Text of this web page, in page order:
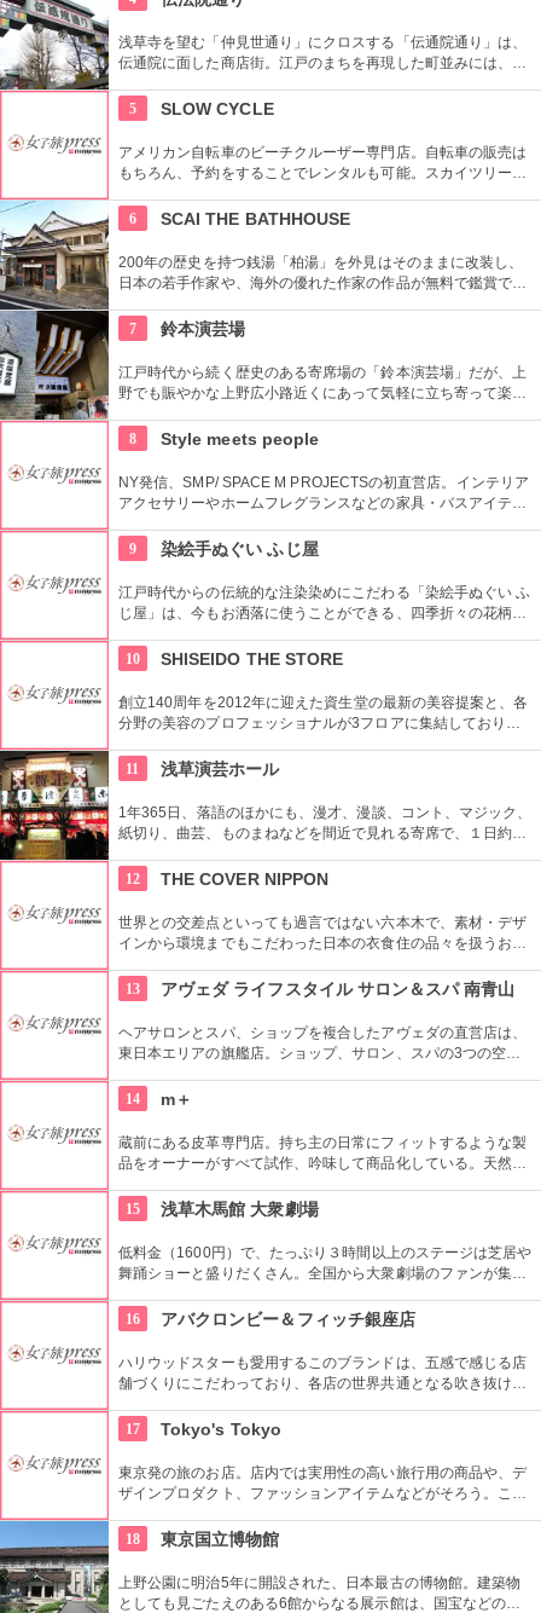
浅草寺を望む「仲見世通り」にクロスする「伝通院通り」は、
伝通院に面した商店街。江戸のまちを再現した町並みには、屋
あります。多彩なお店が並んでいて、買い物や食事も楽しめま
す。
5 SLOW CYCLE
アメリカン自転車のビーチクルーザー専門店。自転車の販売は
もちろん、予約をすることでレンタルも可能。スカイツリーや
フェをオープンし、注目を集めている。
6 SCAI THE BATHHOUSE
200年の歴史を持つ銭湯「柏湯」を外見はそのままに改装し、
日本の若手作家や、海外の優れた作家の作品が無料で鑑賞でき
7
鈴本演芸場
江戸時代から続く歴史のある寄席場の「鈴本演芸場」だが、上
野でも賑やかな上野広小路近くにあって気軽に立ち寄って楽し
ず入ってみてはいかがでしょう。
8 Style meets people
NY発信、SMP/ SPACE M PROJECTSの初直営店。インテリア
アクセサリーやホームフレグランスなどの家具・バスアイテム
デザインはデザイナーやアーティストに頼むことによって洗練
されたものとなっている。
9 染絵手ぬぐい ふじ屋
江戸時代からの伝統的な注染染めにこだわる「染絵手ぬぐい ふ
じ屋」は、今もお洒落に使うことができる、四季折々の花柄や
地の小物も各種扱っています。
10 SHISEIDO THE STORE
創立140周年を2012年に迎えた資生堂の最新の美容提案と、各
分野の美容のプロフェッショナルが3フロアに集結しており、
ベントなどのイベントをしているのでチェックしよう。
11 浅草演芸ホール
1年365日、落語のほかにも、漫才、漫談、コント、マジック、
紙切り、曲芸、ものまねなどを間近で見れる寄席で、１日約４
由席。
12 THE COVER NIPPON
世界との交差点といっても過言ではない六本木で、素材・デザ
インから環境までもこだわった日本の衣食住の品々を扱うお
を感じてみよう！
13 アヴェダ ライフスタイル サロン＆スパ 南青山
ヘアサロンとスパ、ショップを複合したアヴェダの直営店は、
東日本エリアの旗艦店。ショップ、サロン、スパの3つの空間
豊かな時間の中、リラックスしてお過ごしいただけます。
14 m＋
蔵前にある皮革専門店。持ち主の日常にフィットするような製
品をオーナーがすべて試作、吟味して商品化している。天然素
15
浅草木馬館 大衆劇場
低料金（1600円）で、たっぷり３時間以上のステージは芝居や
舞踊ショーと盛りだくさん。全国から大衆劇場のファンが集ま
りが飛ぶ。
16 アバクロンビー＆フィッチ銀座店
ハリウッドスターも愛用するこのブランドは、五感で感じる店
舗づくりにこだわっており、各店の世界共通となる吹き抜けの
壁面を描き刺激的でエネルギッシュな店舗空間を演出してい
る。
17 Tokyo's Tokyo
東京発の旅のお店。店内では実用性の高い旅行用の商品や、デ
ザインプロダクト、ファッションアイテムなどがそろう。これ
されている。
18 東京国立博物館
上野公園に明治5年に開設された、日本最古の博物館。建築物
としても見ごたえのある6館からなる展示館は、国宝などの歴